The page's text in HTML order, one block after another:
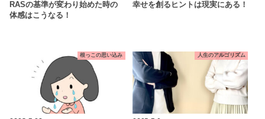
RASの基準が変わり始めた時の
体感はこうなる！
幸せを創るヒントは現実にある！
根っこの思い込み 人生のアルゴリズム